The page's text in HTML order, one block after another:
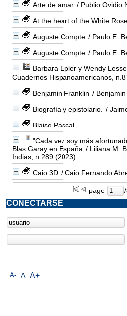
Arte de amar / Publio Ovidio
At the heart of the White Rose
Auguste Compte / Paulo E.
Auguste Compte / Paulo E.
Barbara Epler y Wendy
Cuadernos Hispanoamericanos,
Benjamin Franklin /
Biografía y epistolario.
/
Blaise Pascal
"Cada vez soy más
Blas Garay en España / Liliana M.
Indias, n.289 (2023)
Caio 3D / Caio Fernando
page
A- A A+
CONECTARSE